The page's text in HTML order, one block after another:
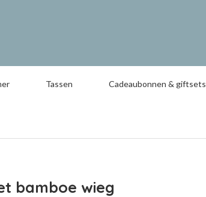
Tassen Cadeaubonnen & giftsets
bamboe wieg